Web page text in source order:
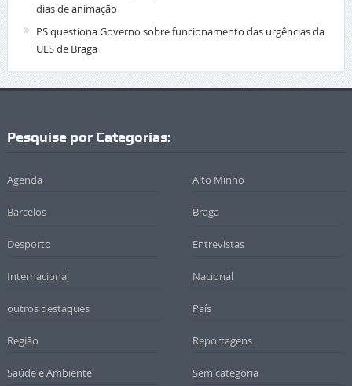
dias de animação
PS questiona Governo sobre funcionamento das urgências da
ULS de Braga
Pesquise por Categorias:
Agenda Alto Minho
Barcelos Braga
Desporto Entrevistas
Internacional Nacional
outros destaques País
Região Reportagens
Saúde e Ambiente Sem categoria